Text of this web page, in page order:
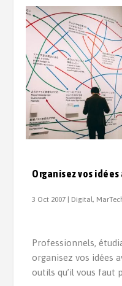
Organisez vos
3 Oct 2007 Digital,
Professionnels,
organisez vos idées
outils qu’il vous faut